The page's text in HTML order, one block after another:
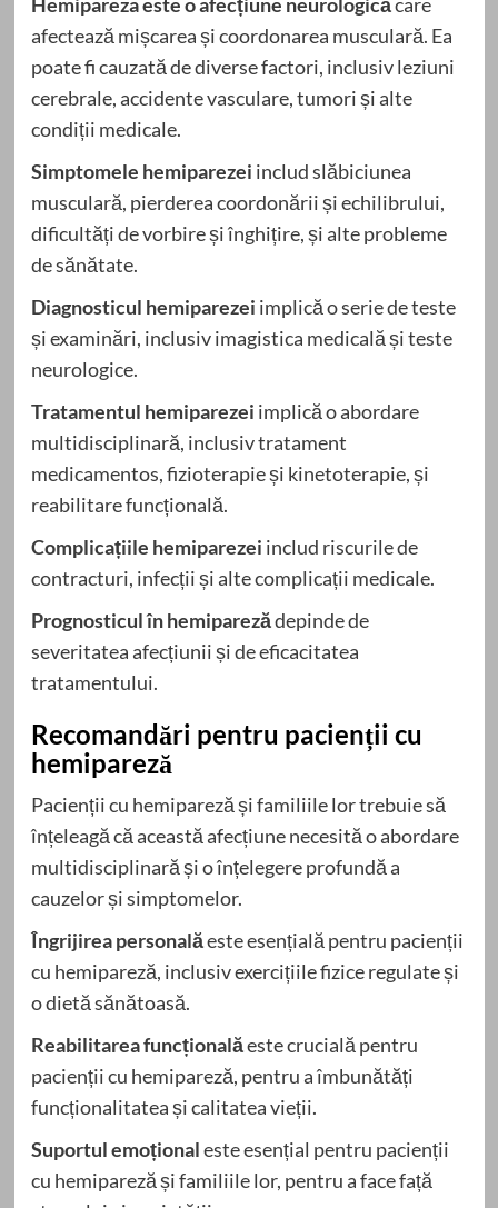
afectează mișcarea și coordonarea musculară. Ea
poate fi cauzată de diverse factori, inclusiv leziuni
cerebrale, accidente vasculare, tumori și alte
condiții medicale.
Simptomele hemiparezei includ slăbiciunea
musculară, pierderea coordonării și echilibrului,
dificultăți de vorbire și înghițire, și alte probleme
de sănătate.
Diagnosticul hemiparezei implică o serie de teste
și examinări, inclusiv imagistica medicală și teste
neurologice.
Tratamentul hemiparezei implică o abordare
multidisciplinară, inclusiv tratament
medicamentos, fizioterapie și kinetoterapie, și
reabilitare funcțională.
Complicațiile hemiparezei includ riscurile de
contracturi, infecții și alte complicații medicale.
Prognosticul în hemiparezădepinde de
severitatea afecțiunii și de eficacitatea
tratamentului.
Recomandări pentru pacienții cu
hemipareză
Pacienții cu hemipareză și familiile lor trebuie să
înțeleagă că această afecțiune necesită o abordare
multidisciplinară și o înțelegere profundă a
cauzelor și simptomelor.
Îngrijirea personalăeste esențială pentru pacienții
cu hemipareză, inclusiv exercițiile fizice regulate și
o dietă sănătoasă.
Reabilitarea funcționalăeste crucială pentru
pacienții cu hemipareză, pentru a îmbunătăți
funcționalitatea și calitatea vieții.
Suportul emoționaleste esențial pentru pacienții
cu hemipareză și familiile lor, pentru a face față